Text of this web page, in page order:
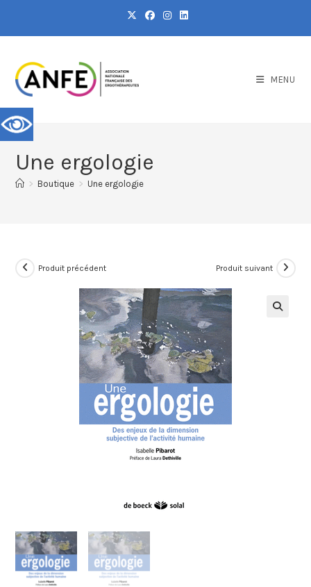
MENU
Une ergologie
> Boutique > Une ergologie
Produit précédent Produit suivant